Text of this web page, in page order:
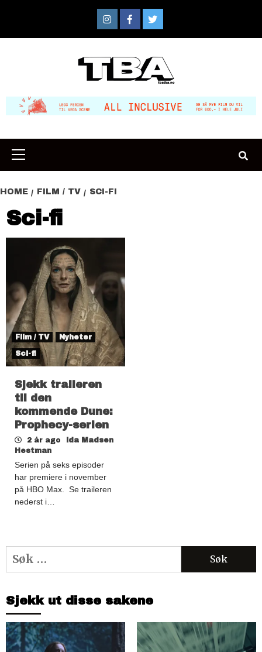
content
InstagramFacebook
Twitter
Primary
Menu
HOME FILM / TV SCI-FI
Sci-fi
Film / TV
Nyheter
Sci-fi
Sjekk traileren
til den
kommende Dune:
Prophecy-serien
2 år ago
Ida Madsen
Hestman
Serien på seks episoder
har premiere i november
på HBO Max. Se traileren
nederst i…
Søk
etter:
Sjekk ut disse sakene